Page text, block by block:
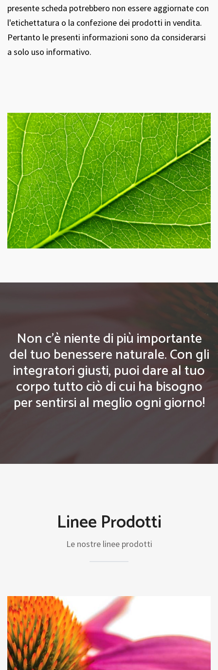
presente scheda potrebbero non essere aggiornate con
l'etichettatura o la confezione dei prodotti in vendita.
Pertanto le presenti informazioni sono da considerarsi
a solo uso informativo.
Non c'è niente di più importante
del tuo benessere naturale. Con gli
integratori giusti, puoi dare al tuo
corpo tutto ciò di cui ha bisogno
per sentirsi al meglio ogni giorno!
Linee Prodotti
Le nostre linee prodotti